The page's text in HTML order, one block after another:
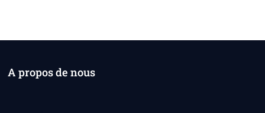
A propos de nous